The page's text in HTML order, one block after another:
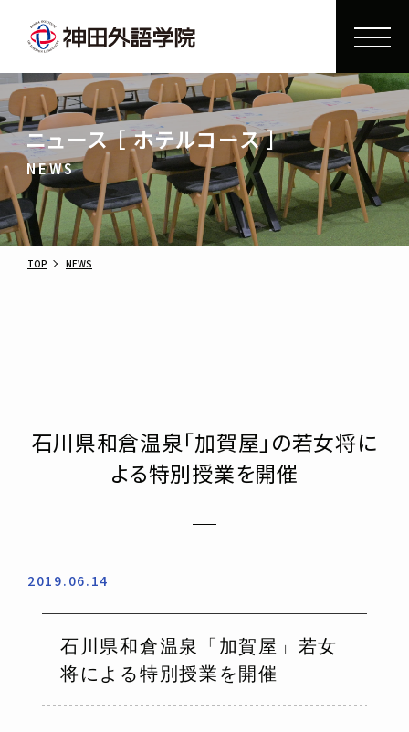
ニュース ［ ホテルコース ］
NEWS
TOP NEWS
石川県和倉温泉「加賀屋」の若女将に
よる特別授業を開催
2019.06.14
石川県和倉温泉「加賀屋」若女
将による特別授業を開催